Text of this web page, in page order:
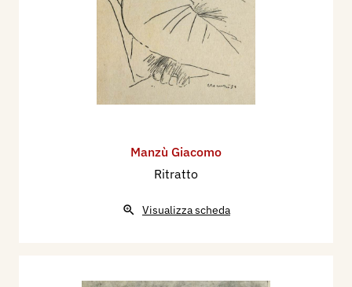
Manzù Giacomo
Ritratto
Visualizza scheda